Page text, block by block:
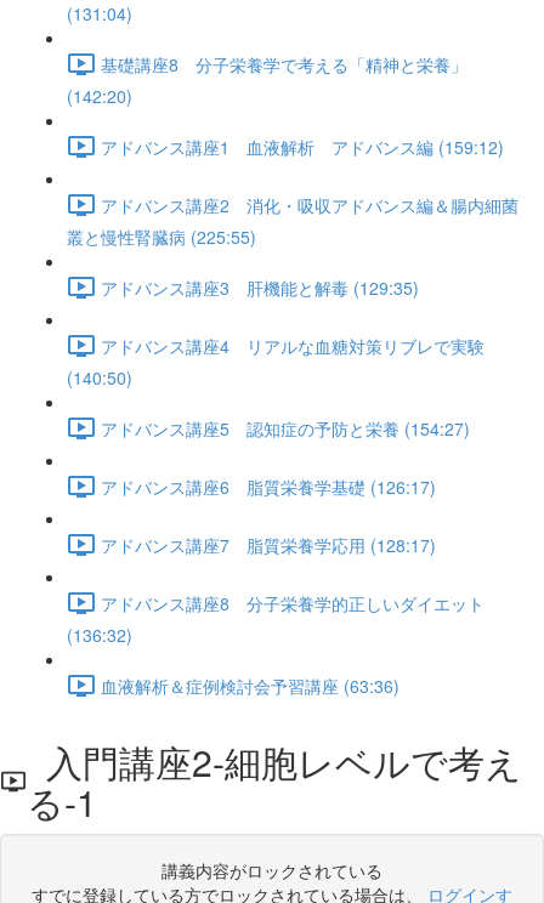
(131:04)
基礎講座8 分子栄養学で考える「精神と栄養」
(142:20)
アドバンス講座1 血液解析 アドバンス編 (159:12)
アドバンス講座2 消化・吸収アドバンス編＆腸内細菌
叢と慢性腎臓病 (225:55)
アドバンス講座3 肝機能と解毒 (129:35)
アドバンス講座4 リアルな血糖対策リブレで実験
(140:50)
アドバンス講座5 認知症の予防と栄養 (154:27)
アドバンス講座6 脂質栄養学基礎 (126:17)
アドバンス講座7 脂質栄養学応用 (128:17)
アドバンス講座8 分子栄養学的正しいダイエット
(136:32)
血液解析＆症例検討会予習講座 (63:36)
入門講座2-細胞レベルで考え
る-1
講義内容がロックされている
すでに登録している方でロックされている場合は、 ログインす